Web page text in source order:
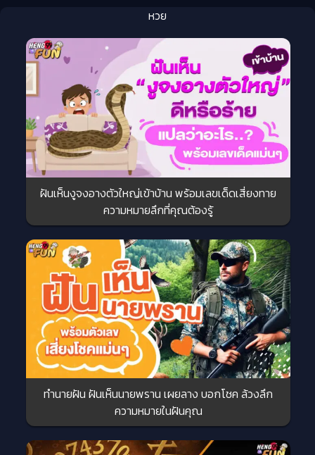
หวย
ฝันเห็นงูจงอางตัวใหญ่เข้าบ้าน พร้อมเลขเด็ดเสี่ยงทาย
ความหมายลึกที่คุณต้องรู้
ทำนายฝัน ฝันเห็นนายพราน เผยลาง บอกโชค ล้วงลึก
ความหมายในฝันคุณ